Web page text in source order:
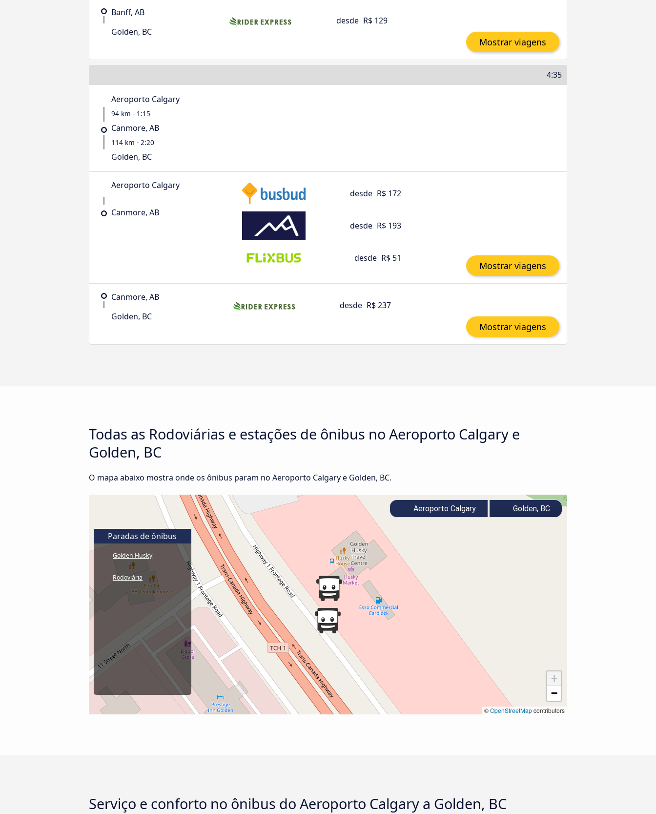
Banff, AB
Golden, BC
desde R$ 129
Mostrar viagens
4:35
Aeroporto Calgary
94 km - 1:15
Canmore, AB
114 km - 2:20
Golden, BC
Aeroporto Calgary
Canmore, AB
desde R$ 172
desde R$ 193
desde R$ 51
Mostrar viagens
Canmore, AB
Golden, BC
desde R$ 237
Mostrar viagens
Todas as Rodoviárias e estações de ônibus no Aeroporto Calgary e
Golden, BC
O mapa abaixo mostra onde os ônibus param no Aeroporto Calgary e Golden, BC.
+
−
©OpenStreetMapcontributors
Paradas de ônibus
Golden Husky
Rodoviária
Aeroporto Calgary Golden, BC
Serviço e conforto no ônibus do Aeroporto Calgary a Golden, BC